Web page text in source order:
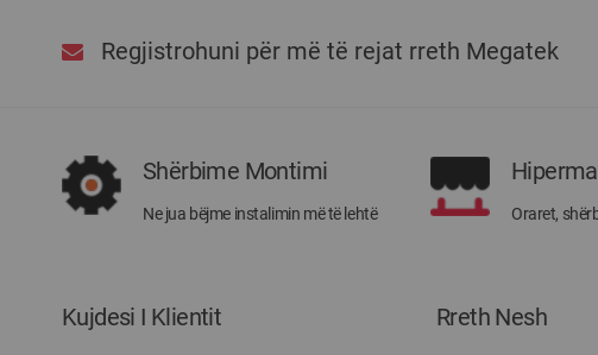
Regjistrohuni për më të rejat rreth Megatek
Shërbime Montimi
Ne jua bëjme instalimin më të lehtë Oraret,
Kujdesi I Klientit Rreth Nesh